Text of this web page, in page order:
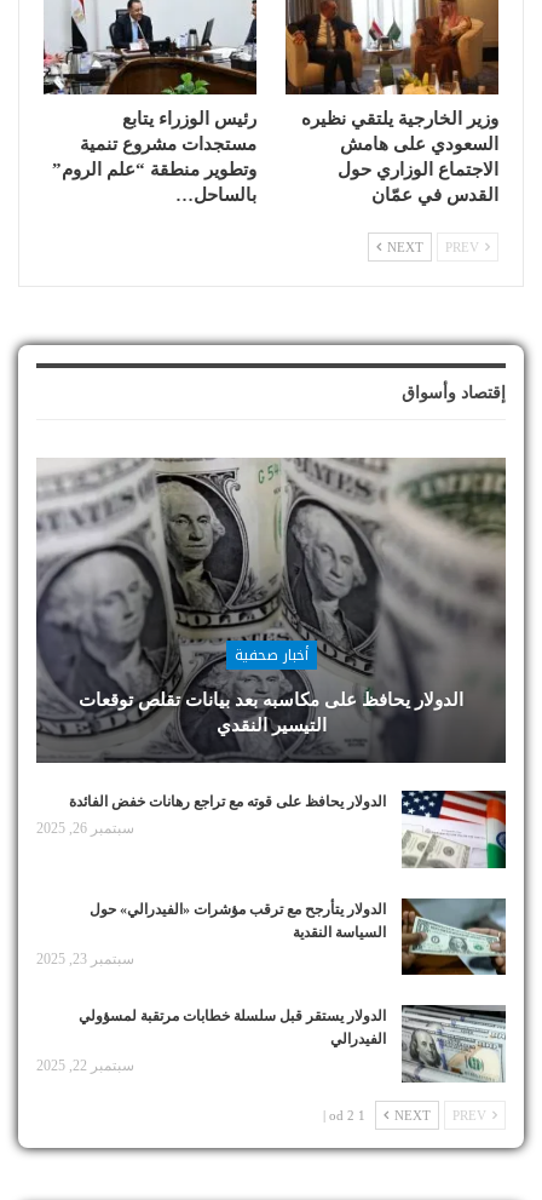
وزير الخارجية يلتقي نظيره
السعودي على هامش
الاجتماع الوزاري حول
القدس في عمّان
رئيس الوزراء يتابع
مستجدات مشروع تنمية
وتطوير منطقة “علم الروم”
بالساحل…
NEXT
إقتصاد وأسواق
أخبار صحفية
الدولار يحافظ على مكاسبه بعد بيانات تقلص توقعات
التيسير النقدي
الدولار يحافظ على قوته مع تراجع رهانات خفض الفائدة
سبتمبر 26, 2025
الدولار يتأرجح مع ترقب مؤشرات «الفيدرالي» حول
السياسة النقدية
سبتمبر 23, 2025
الدولار يستقر قبل سلسلة خطابات مرتقبة لمسؤولي
الفيدرالي
سبتمبر 22, 2025
NEXT
1 od 2 |